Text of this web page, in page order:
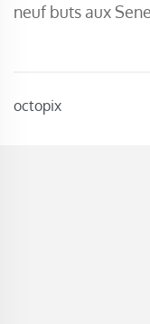
octopix
neuf buts aux